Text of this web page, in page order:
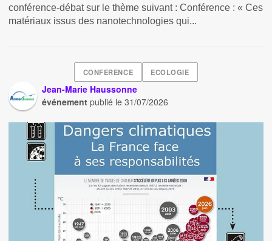
conférence-débat sur le thème suivant : Conférence : « Ces
matériaux issus des nanotechnologies qui...
CONFERENCE ECOLOGIE
Jean-Marie Haussonne
événement publié le31/07/2026